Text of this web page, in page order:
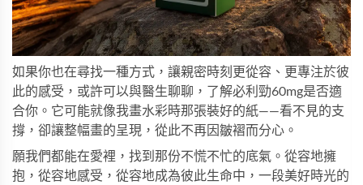
如果你也在尋找一種方式，讓親密時刻更從容、更專注於彼
此的感受，或許可以與醫生聊聊，了解必利勁60mg是否適
合你。它可能就像我畫水彩時那張裝好的紙——看不見的支
撐，卻讓整幅畫的呈現，從此不再因皺褶而分心。
願我們都能在愛裡，找到那份不慌不忙的底氣。從容地擁
抱，從容地感受，從容地成為彼此生命中，一段美好時光的